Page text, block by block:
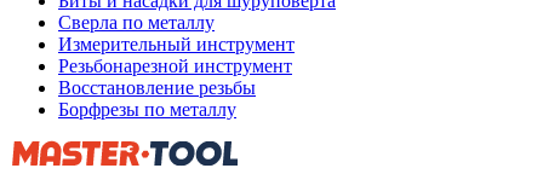
Сверла по металлу
Измерительный инструмент
Резьбонарезной инструмент
Восстановление резьбы
Борфрезы по металлу